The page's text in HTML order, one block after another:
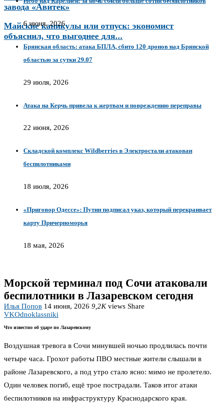
завода «Авитек»
Майские каникулы или отпуск: экономист
объяснил, что выгоднее для...
6 июня, 2026
Брянская область: атака БПЛА, сбито 120 дронов над Брянской
областью за сутки 29.07
29 июля, 2026
Атака на Керчь привела к жертвам и повреждению переправы
22 июня, 2026
Складской комплекс Wildberries в Электростали атакован
беспилотниками
18 июля, 2026
«Приговор Одессе»: Путин подписал указ, который перекраивает
карту Причерноморья
18 мая, 2026
Морской терминал под Сочи атаковали
беспилотники в Лазаревском сегодня
Илья Попов 14 июня, 2026 9,2Kviews Share
VKOdnoklassniki
Что известно об ударе по Лазаревскому
Воздушная тревога в Сочи минувшей ночью продлилась почти
четыре часа. Грохот работы ПВО местные жители слышали в
районе Лазаревского, а под утро стало ясно: мимо не пролетело.
Один человек погиб, ещё трое пострадали. Таков итог атаки
беспилотников на инфраструктуру Краснодарского края.